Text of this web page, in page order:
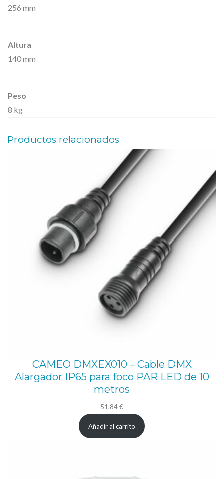
256 mm
Altura
140 mm
Peso
8 kg
Productos relacionados
CAMEO DMXEX010 – Cable DMX
Alargador IP65 para foco PAR LED de 10
metros
51,84€
Añadir al carrito